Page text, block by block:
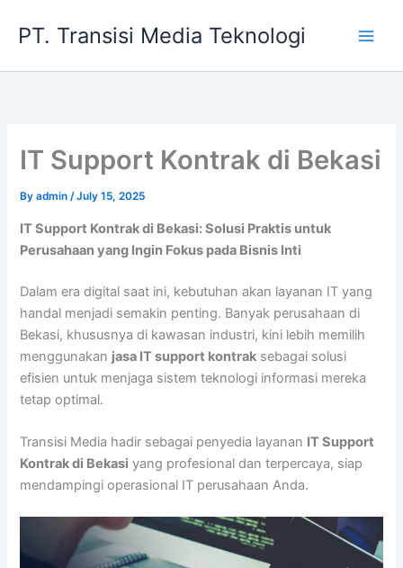
PT. Transisi Media Teknologi
IT Support Kontrak di Bekasi
Byadmin/July 15, 2025
IT Support Kontrak di Bekasi: Solusi Praktis untuk
Perusahaan yang Ingin Fokus pada Bisnis Inti
Dalam era digital saat ini, kebutuhan akan layanan IT yang
handal menjadi semakin penting. Banyak perusahaan di
Bekasi, khususnya di kawasan industri, kini lebih memilih
menggunakan jasa IT support kontrak sebagai solusi
efisien untuk menjaga sistem teknologi informasi mereka
tetap optimal.
Transisi Media hadir sebagai penyedia layanan IT Support
Kontrak di Bekasi yang profesional dan terpercaya, siap
mendampingi operasional IT perusahaan Anda.